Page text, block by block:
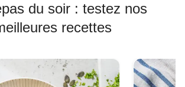
du soir : testez nos
recettes